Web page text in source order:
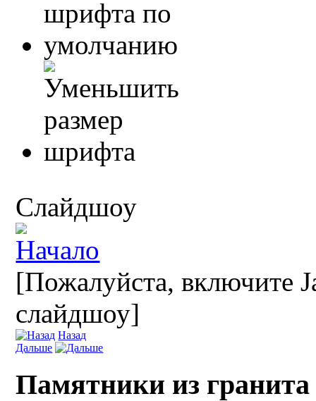
Слайдшоу
[Пожалуйста, включите
слайдшоу]
Назад
Дальше
Памятники из